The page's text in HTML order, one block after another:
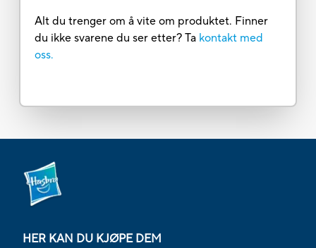
Alt du trenger om å vite om produktet. Finner
du ikke svarene du ser etter? Ta kontakt med
oss.
HER KAN DU KJØPE DEM